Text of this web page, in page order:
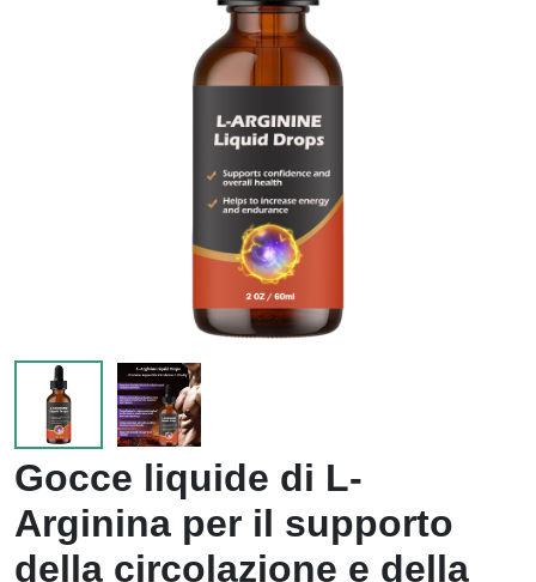
Gocce liquide di L-
Arginina per il supporto
della circolazione e della